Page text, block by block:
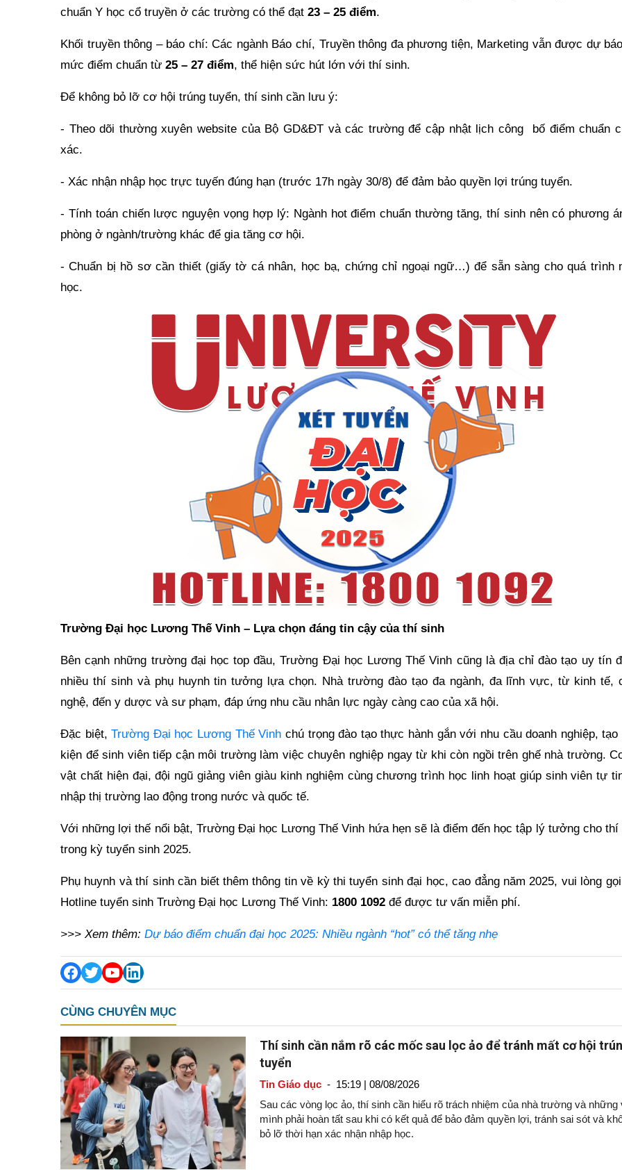
chuẩn Y học cổ truyền ở các trường có thể đạt 23 – 25 điểm.
Khối truyền thông – báo chí: Các ngành Báo chí, Truyền thông đa phương tiện, Marketing vẫn được dự
mức điểm chuẩn từ 25 – 27 điểm, thể hiện sức hút lớn với thí sinh.
Để không bỏ lỡ cơ hội trúng tuyển, thí sinh cần lưu ý:
- Theo dõi thường xuyên website của Bộ GD&ĐT và các trường để cập nhật lịch công bố điểm chuẩn
xác.
- Xác nhận nhập học trực tuyến đúng hạn (trước 17h ngày 30/8) để đảm bảo quyền lợi trúng tuyển.
- Tính toán chiến lược nguyện vọng hợp lý: Ngành hot điểm chuẩn thường tăng, thí sinh nên có phương
phòng ở ngành/trường khác để gia tăng cơ hội.
- Chuẩn bị hồ sơ cần thiết (giấy tờ cá nhân, học bạ, chứng chỉ ngoại ngữ…) để sẵn sàng cho quá trình
học.
Trường Đại học Lương Thế Vinh – Lựa chọn đáng tin cậy của thí sinh
Bên cạnh những trường đại học top đầu, Trường Đại học Lương Thế Vinh cũng là địa chỉ đào tạo uy tín
nhiều thí sinh và phụ huynh tin tưởng lựa chọn. Nhà trường đào tạo đa ngành, đa lĩnh vực, từ kinh tế,
nghệ, đến y dược và sư phạm, đáp ứng nhu cầu nhân lực ngày càng cao của xã hội.
Đặc biệt,Trường Đại học Lương Thế Vinh chú trọng đào tạo thực hành gắn với nhu cầu doanh nghiệp, tạo
kiện để sinh viên tiếp cận môi trường làm việc chuyên nghiệp ngay từ khi còn ngồi trên ghế nhà trường.
vật chất hiện đại, đội ngũ giảng viên giàu kinh nghiệm cùng chương trình học linh hoạt giúp sinh viên tự
nhập thị trường lao động trong nước và quốc tế.
Với những lợi thế nổi bật, Trường Đại học Lương Thế Vinh hứa hẹn sẽ là điểm đến học tập lý tưởng cho thí
trong kỳ tuyển sinh 2025.
Phụ huynh và thí sinh cần biết thêm thông tin về kỳ thi tuyển sinh đại học, cao đẳng năm 2025, vui lòng
Hotline tuyển sinh Trường Đại học Lương Thế Vinh: 1800 1092 để được tư vấn miễn phí.
>>> Xem thêm: Dự báo điểm chuẩn đại học 2025: Nhiều ngành “hot” có thể tăng nhẹ
CÙNG CHUYÊN MỤC
Thí sinh cần nắm rõ các mốc sau lọc ảo để tránh mất cơ hội
tuyển
Tin Giáo dục- 15:19 | 08/08/2026
Sau các vòng lọc ảo, thí sinh cần hiểu rõ trách nhiệm của nhà trường và những
mình phải hoàn tất sau khi có kết quả để bảo đảm quyền lợi, tránh sai sót và
bỏ lỡ thời hạn xác nhận nhập học.